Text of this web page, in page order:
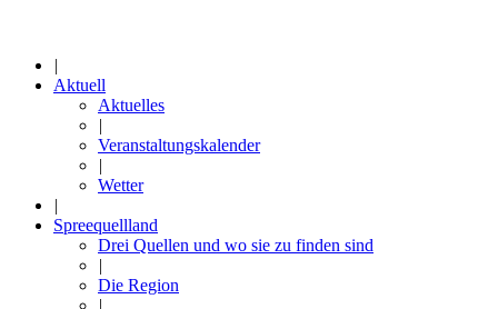
|
Aktuell
Aktuelles
|
Veranstaltungskalender
|
Wetter
|
Spreequellland
Drei Quellen und wo sie zu finden sind
|
Die Region
|